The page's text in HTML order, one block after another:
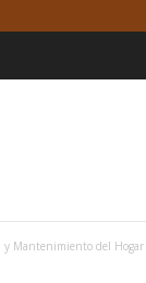
y Mantenimiento del Hogar